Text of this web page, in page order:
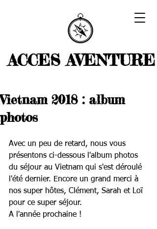
ACCES AVENTURE
Vietnam 2018 : album
photos
Avec un peu de retard, nous vous
présentons ci-dessous l'album photos
du séjour au Vietnam qui s'est déroulé
l'été dernier. Encore un grand merci à
nos super hôtes, Clément, Sarah et Loï
pour ce super séjour.
A l'année prochaine !